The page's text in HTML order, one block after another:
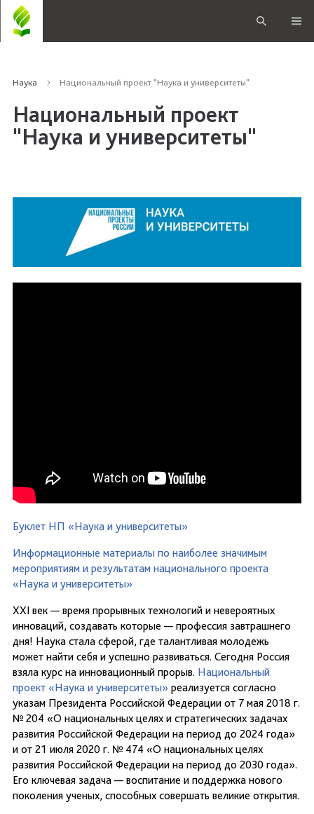
Наука Национальный проект "Наука и университеты"
Национальный проект
"Наука и университеты"
Буклет НП «Наука и университеты»
Информационные материалы по наиболее значимым
мероприятиям и результатам национального проекта
«Наука и университеты»
XXI век — время прорывных технологий и невероятных
инноваций, создавать которые — профессия завтрашнего
дня! Наука стала сферой, где талантливая молодежь
может найти себя и успешно развиваться. Сегодня Россия
взяла курс на инновационный прорыв. Национальный
проект «Наука и университеты» реализуется согласно
указам Президента Российской Федерации от 7 мая 2018 г.
№ 204 «О национальных целях и стратегических задачах
развития Российской Федерации на период до 2024 года»
и от 21 июля 2020 г. № 474 «О национальных целях
развития Российской Федерации на период до 2030 года».
Его ключевая задача — воспитание и поддержка нового
поколения ученых, способных совершать великие открытия.